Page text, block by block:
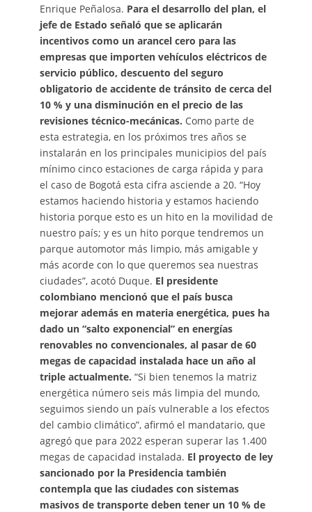
Enrique Peñalosa. Para el desarrollo del plan, el
jefe de Estado señaló que se aplicarán
incentivos como un arancel cero para las
empresas que importen vehículos eléctricos de
servicio público, descuento del seguro
obligatorio de accidente de tránsito de cerca del
10 % y una disminución en el precio de las
revisiones técnico-mecánicas. Como parte de
esta estrategia, en los próximos tres años se
instalarán en los principales municipios del país
mínimo cinco estaciones de carga rápida y para
el caso de Bogotá esta cifra asciende a 20. “Hoy
estamos haciendo historia y estamos haciendo
historia porque esto es un hito en la movilidad de
nuestro país; y es un hito porque tendremos un
parque automotor más limpio, más amigable y
más acorde con lo que queremos sea nuestras
ciudades”, acotó Duque. El presidente
colombiano mencionó que el país busca
mejorar además en materia energética, pues ha
dado un “salto exponencial” en energías
renovables no convencionales, al pasar de 60
megas de capacidad instalada hace un año al
triple actualmente. “Si bien tenemos la matriz
energética número seis más limpia del mundo,
seguimos siendo un país vulnerable a los efectos
del cambio climático”, afirmó el mandatario, que
agregó que para 2022 esperan superar las 1.400
megas de capacidad instalada. El proyecto de ley
sancionado por la Presidencia también
contempla que las ciudades con sistemas
masivos de transporte deben tener un 10 % de